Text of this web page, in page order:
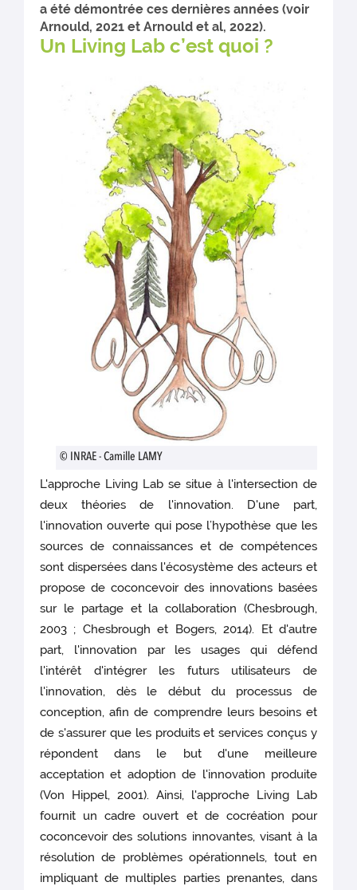
a été démontrée ces dernières années (voir
Arnould, 2021 et Arnould et al, 2022).
Un Living Lab c’est quoi ?
© INRAE - Camille LAMY
L'approche Living Lab se situe à l'intersection de
deux théories de l'innovation. D'une part,
l'innovation ouverte qui pose l’hypothèse que les
sources de connaissances et de compétences
sont dispersées dans l'écosystème des acteurs et
propose de coconcevoir des innovations basées
sur le partage et la collaboration (Chesbrough,
2003 ; Chesbrough et Bogers, 2014). Et d'autre
part, l'innovation par les usages qui défend
l'intérêt d'intégrer les futurs utilisateurs de
l'innovation, dès le début du processus de
conception, afin de comprendre leurs besoins et
de s'assurer que les produits et services conçus y
répondent dans le but d'une meilleure
acceptation et adoption de l'innovation produite
(Von Hippel, 2001). Ainsi, l'approche Living Lab
fournit un cadre ouvert et de cocréation pour
coconcevoir des solutions innovantes, visant à la
résolution de problèmes opérationnels, tout en
impliquant de multiples parties prenantes, dans